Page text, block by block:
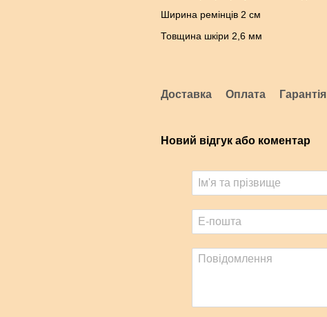
Ширина ремінців 2 см
Товщина шкіри 2,6 мм
Доставка Оплата Гарантія
Новий відгук або коментар